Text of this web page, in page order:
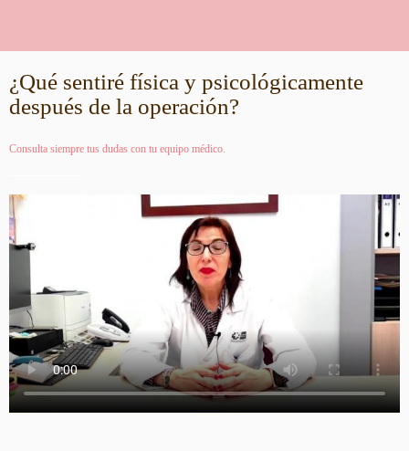
¿Qué sentiré física y psicológicamente
después de la operación?
Consulta siempre tus dudas con tu equipo médico.